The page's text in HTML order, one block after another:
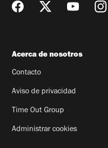
Acerca de nosotros
Contacto
Aviso de privacidad
Time Out Group
Administrar cookies